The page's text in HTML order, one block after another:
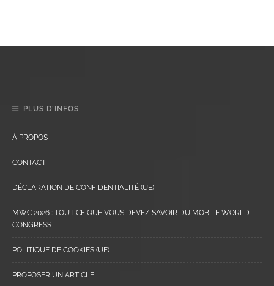
PLUS D’INFOS
À PROPOS
CONTACT
DÉCLARATION DE CONFIDENTIALITÉ (UE)
MWC 2026 : TOUT CE QUE VOUS DEVEZ SAVOIR DU MOBILE WORLD
CONGRESS
POLITIQUE DE COOKIES (UE)
PROPOSER UN ARTICLE